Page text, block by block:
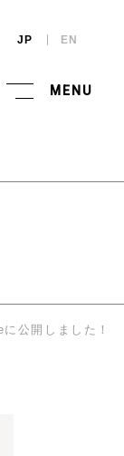
JP EN
MENU
公開しました！